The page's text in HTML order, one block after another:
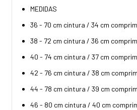
MEDIDAS
36 - 70 cm cintura / 34 cm
38 - 72 cm cintura / 36 cm
40 - 74 cm cintura / 37 cm
42 - 76 cm cintura / 38 cm
44 - 78 cm cintura / 39 cm
46 - 80 cm cintura / 40 cm